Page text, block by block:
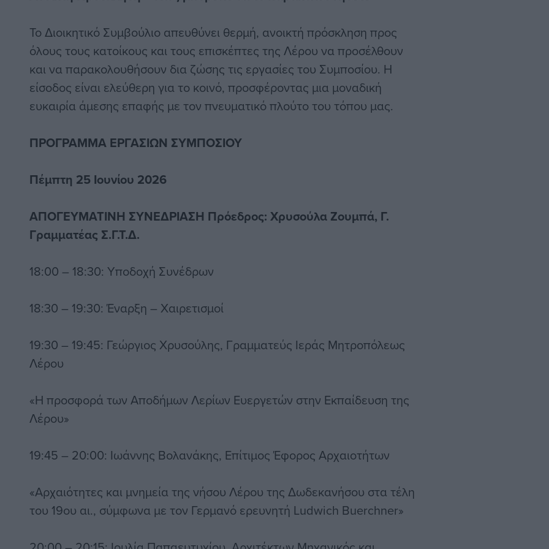
Το Διοικητικό Συμβούλιο απευθύνει θερμή, ανοικτή πρόσκληση προς
όλους τους κατοίκους και τους επισκέπτες της Λέρου να προσέλθουν
και να παρακολουθήσουν δια ζώσης τις εργασίες του Συμποσίου. Η
είσοδος είναι ελεύθερη για το κοινό, προσφέροντας μια μοναδική
ευκαιρία άμεσης επαφής με τον πνευματικό πλούτο του τόπου μας.
ΠΡΟΓΡΑΜΜΑ ΕΡΓΑΣΙΩΝ ΣΥΜΠΟΣΙΟΥ
Πέμπτη 25 Ιουνίου 2026
ΑΠΟΓΕΥΜΑΤΙΝΗ ΣΥΝΕΔΡΙΑΣΗ Πρόεδρος: Χρυσούλα Ζουμπά, Γ.
Γραμματέας Σ.Γ.Τ.Δ.
18:00 – 18:30: Υποδοχή Συνέδρων
18:30 – 19:30: Έναρξη – Χαιρετισμοί
19:30 – 19:45: Γεώργιος Χρυσούλης, Γραμματεύς Ιεράς Μητροπόλεως
Λέρου
«Η προσφορά των Αποδήμων Λερίων Ευεργετών στην Εκπαίδευση της
Λέρου»
19:45 – 20:00: Ιωάννης Βολανάκης, Επίτιμος Έφορος Αρχαιοτήτων
«Αρχαιότητες και μνημεία της νήσου Λέρου της Δωδεκανήσου στα τέλη
του 19ου αι., σύμφωνα με τον Γερμανό ερευνητή Ludwich Buerchner»